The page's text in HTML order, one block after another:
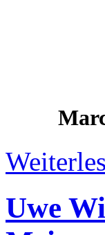
Uwe